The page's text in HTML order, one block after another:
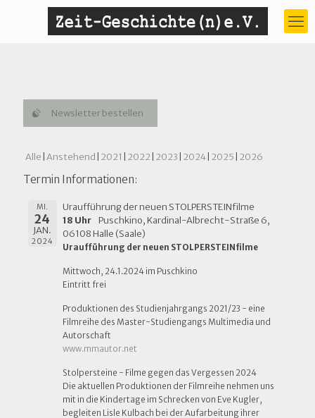
Newsletter bestellen
Alle Anstehend 2021 2022 2023 2024 2025 2026
Termin Informationen:
MI.
24
JAN.
2024
Uraufführung der neuen STOLPERSTEINfilme
18 Uhr
Puschkino, Kardinal-Albrecht-Straße 6,
06108 Halle (Saale)
Uraufführung der neuen STOLPERSTEINfilme
Mittwoch, 24.1.2024 im Puschkino
Eintritt frei
Produktionen des Studienjahrgangs 2021/23 - eine
Filmreihe des Master-Studiengangs Multimedia und
Autorschaft
www.mmautor.net
Stolpersteine - Filme gegen das Vergessen 2024
Die aktuellen Produktionen der Filmreihe nehmen uns
mit in die Kindertage im Schrecken von Eve Kugler,
begleiten Lisle Kulbach bei der Aufarbeitung ihrer